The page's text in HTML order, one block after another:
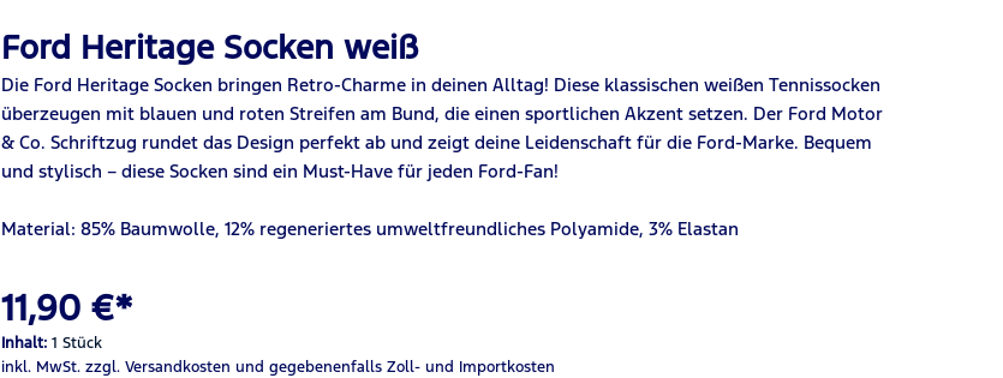
Ford Heritage Socken weiß
Die Ford Heritage Socken bringen Retro-Charme in deinen Alltag! Diese klassischen weißen Tennissocken
überzeugen mit blauen und roten Streifen am Bund, die einen sportlichen Akzent setzen. Der Ford Motor
& Co. Schriftzug rundet das Design perfekt ab und zeigt deine Leidenschaft für die Ford-Marke. Bequem
und stylisch – diese Socken sind ein Must-Have für jeden Ford-Fan!
Material: 85% Baumwolle, 12% regeneriertes umweltfreundliches Polyamide, 3% Elastan
11,90 €*
Inhalt:1 Stück
inkl. MwSt.zzgl. Versandkosten und gegebenenfalls Zoll- und Importkosten